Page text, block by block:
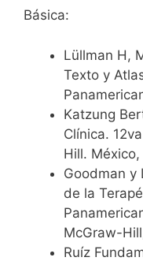
Básica:
Lüllman H,
Texto y
Katzung
Clínica.
Hill. México,
Goodman y
de la
McGraw-
Ruíz